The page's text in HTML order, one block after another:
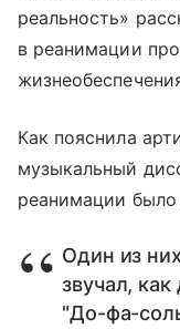
реальность»
в реанимации
Как пояснила
музыкальный
реанимации было
Один из
звучал,
"До-фа-